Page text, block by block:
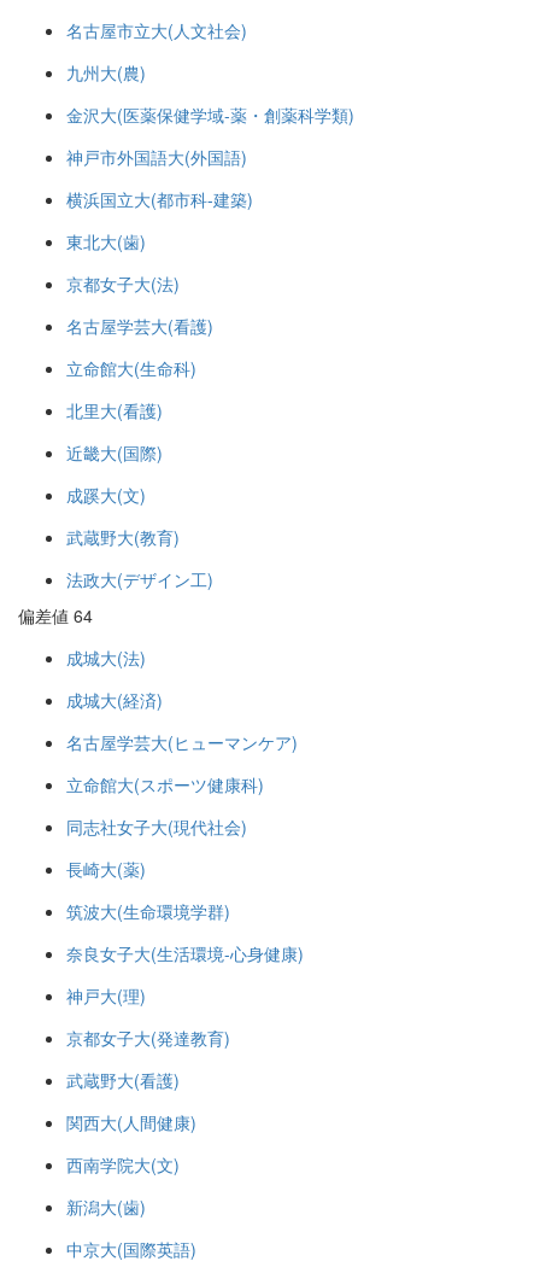
名古屋市立大(人文社会)
九州大(農)
金沢大(医薬保健学域-薬・創薬科学類)
神戸市外国語大(外国語)
横浜国立大(都市科-建築)
東北大(歯)
京都女子大(法)
名古屋学芸大(看護)
立命館大(生命科)
北里大(看護)
近畿大(国際)
成蹊大(文)
武蔵野大(教育)
法政大(デザイン工)
偏差値 64
成城大(法)
成城大(経済)
名古屋学芸大(ヒューマンケア)
立命館大(スポーツ健康科)
同志社女子大(現代社会)
長崎大(薬)
筑波大(生命環境学群)
奈良女子大(生活環境-心身健康)
神戸大(理)
京都女子大(発達教育)
武蔵野大(看護)
関西大(人間健康)
西南学院大(文)
新潟大(歯)
中京大(国際英語)